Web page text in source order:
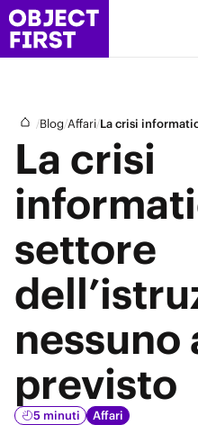
/Blog/Affari/La crisi
La crisi
settore
nessuno
previsto
5 minuti Affari